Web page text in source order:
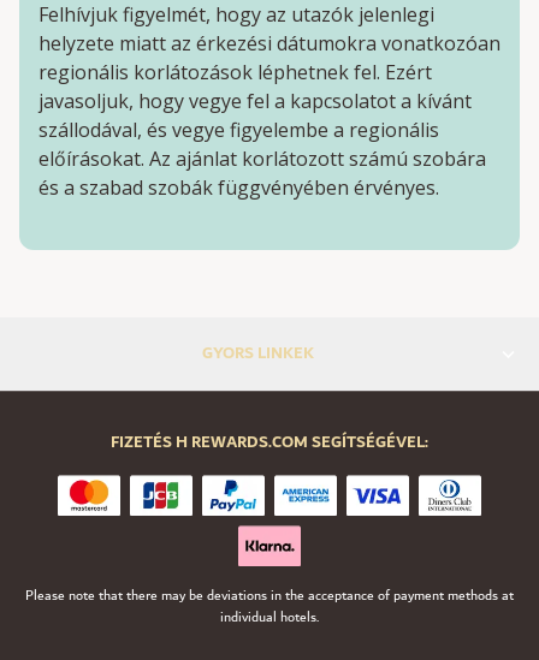
Felhívjuk figyelmét, hogy az utazók jelenlegi
helyzete miatt az érkezési dátumokra vonatkozóan
regionális korlátozások léphetnek fel. Ezért
javasoljuk, hogy vegye fel a kapcsolatot a kívánt
szállodával, és vegye figyelembe a regionális
előírásokat. Az ajánlat korlátozott számú szobára
és a szabad szobák függvényében érvényes.
GYORS LINKEK
FIZETÉS H REWARDS.COM SEGÍTSÉGÉVEL:
Please note that there may be deviations in the acceptance of payment methods at
individual hotels.